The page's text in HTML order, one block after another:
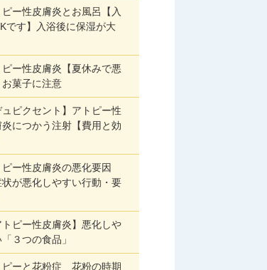
ピー性皮膚炎とお風呂【入
です】入浴後に保湿が大
ピー性皮膚炎【夏休みで悪
お菓子に注意
ュピクセント】アトピー性
炎につかう注射【費用と効
ピー性皮膚炎の悪化要因
状が悪化しやすい行動・要
トピー性皮膚炎】悪化しや
３つの食品」
ピーと花粉症 花粉の時期